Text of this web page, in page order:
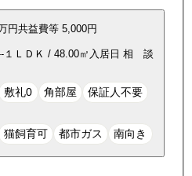
円共益費等 5,000円
１ＬＤＫ / 48.00㎡ 入居日 相 談
敷礼0 角部屋 保証人不要
猫飼育可 都市ガス 南向き